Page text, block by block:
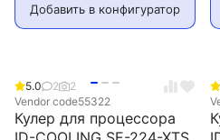
Добавить в конфигуратор
5.0 2
2
Vendor code55322
Кулер для процессора